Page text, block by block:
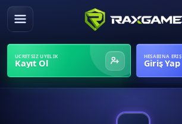
ÜCRETSIZ ÜYELIK
Kayıt Ol
HESABINA ERIŞ
Giriş Yap